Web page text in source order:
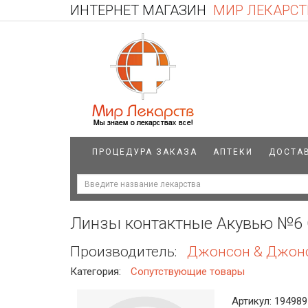
ИНТЕРНЕТ МАГАЗИН МИР
ПРОЦЕДУРА ЗАКАЗА АПТЕКИ
Линзы контактные Акувью №6
Производитель: Джонсон &
Категория: Сопутствующие товары
Артикул: 194989